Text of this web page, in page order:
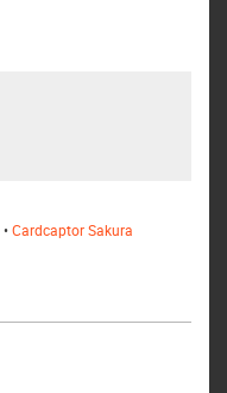
•Cardcaptor Sakura